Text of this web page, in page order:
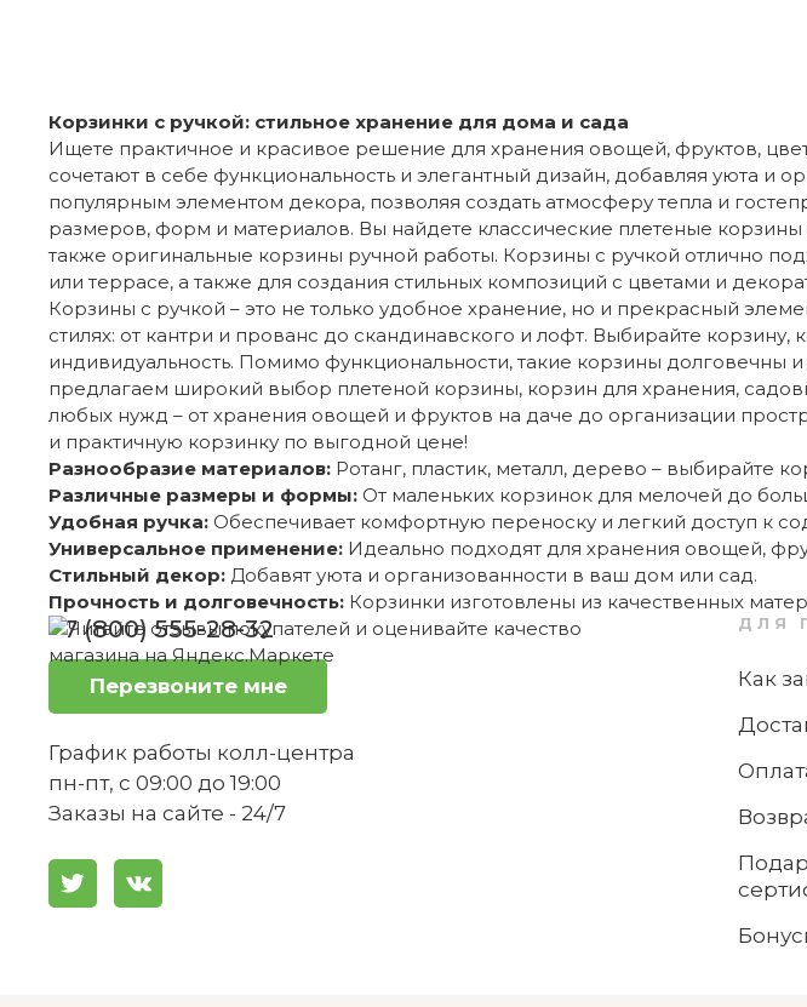
Корзинки с ручкой: стильное хранение для дома и сада
Ищете практичное и красивое решение для хранения овощей, фруктов,
сочетают в себе функциональность и элегантный дизайн, добавляя уюта и
популярным элементом декора, позволяя создать атмосферу тепла и
размеров, форм и материалов. Вы найдете классические плетеные
также оригинальные корзины ручной работы. Корзины с ручкой отлично
или террасе, а также для создания стильных композиций с цветами и
Корзины с ручкой – это не только удобное хранение, но и прекрасный
стилях: от кантри и прованс до скандинавского и лофт. Выбирайте
индивидуальность. Помимо функциональности, такие корзины
предлагаем широкий выбор плетеной корзины, корзин для хранения,
любых нужд – от хранения овощей и фруктов на даче до организации
и практичную корзинку по выгодной цене!
Разнообразие материалов: Ротанг, пластик, металл, дерево – выбирайте
Различные размеры и формы: От маленьких корзинок для мелочей до
Удобная ручка: Обеспечивает комфортную переноску и легкий доступ к
Универсальное применение: Идеально подходят для хранения овощей,
Стильный декор: Добавят уюта и организованности в ваш дом или сад.
Прочность и долговечность: Корзинки изготовлены из качественных
+7 (800) 555-28-32
Перезвоните мне
График работы колл-центра
пн-пт, с 09:00 до 19:00
Заказы на сайте - 24/7
ДЛЯ
Как